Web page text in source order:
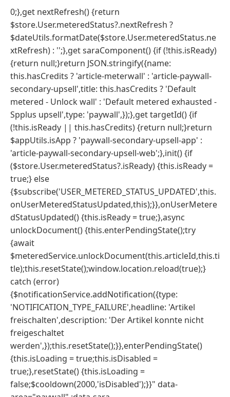
0;},get nextRefresh() {return
$store.User.meteredStatus?.nextRefresh ?
$dateUtils.formatDate($store.User.meteredStatus.ne
xtRefresh) : '';},get saraComponent() {if (!this.isReady)
{return null;}return JSON.stringify({name:
this.hasCredits ? 'article-meterwall' : 'article-paywall-
secondary-upsell',title: this.hasCredits ? 'Default
metered - Unlock wall' : 'Default metered exhausted -
Spplus upsell',type: 'paywall',});},get targetId() {if
(!this.isReady || this.hasCredits) {return null;}return
$appUtils.isApp ? 'paywall-secondary-upsell-app' :
'article-paywall-secondary-upsell-web';},init() {if
($store.User.meteredStatus?.isReady) {this.isReady =
true;} else
{$subscribe('USER_METERED_STATUS_UPDATED',this.
onUserMeteredStatusUpdated,this);}},onUserMetere
dStatusUpdated() {this.isReady = true;},async
unlockDocument() {this.enterPendingState();try
{await
$meteredService.unlockDocument(this.articleId,this.ti
tle);this.resetState();window.location.reload(true);}
catch (error)
{$notificationService.addNotification({type:
'NOTIFICATION_TYPE_FAILURE',headline: 'Artikel
freischalten',description: 'Der Artikel konnte nicht
freigeschaltet
werden',});this.resetState();}},enterPendingState()
{this.isLoading = true;this.isDisabled =
true;},resetState() {this.isLoading =
false;$cooldown(2000,'isDisabled');}}" data-